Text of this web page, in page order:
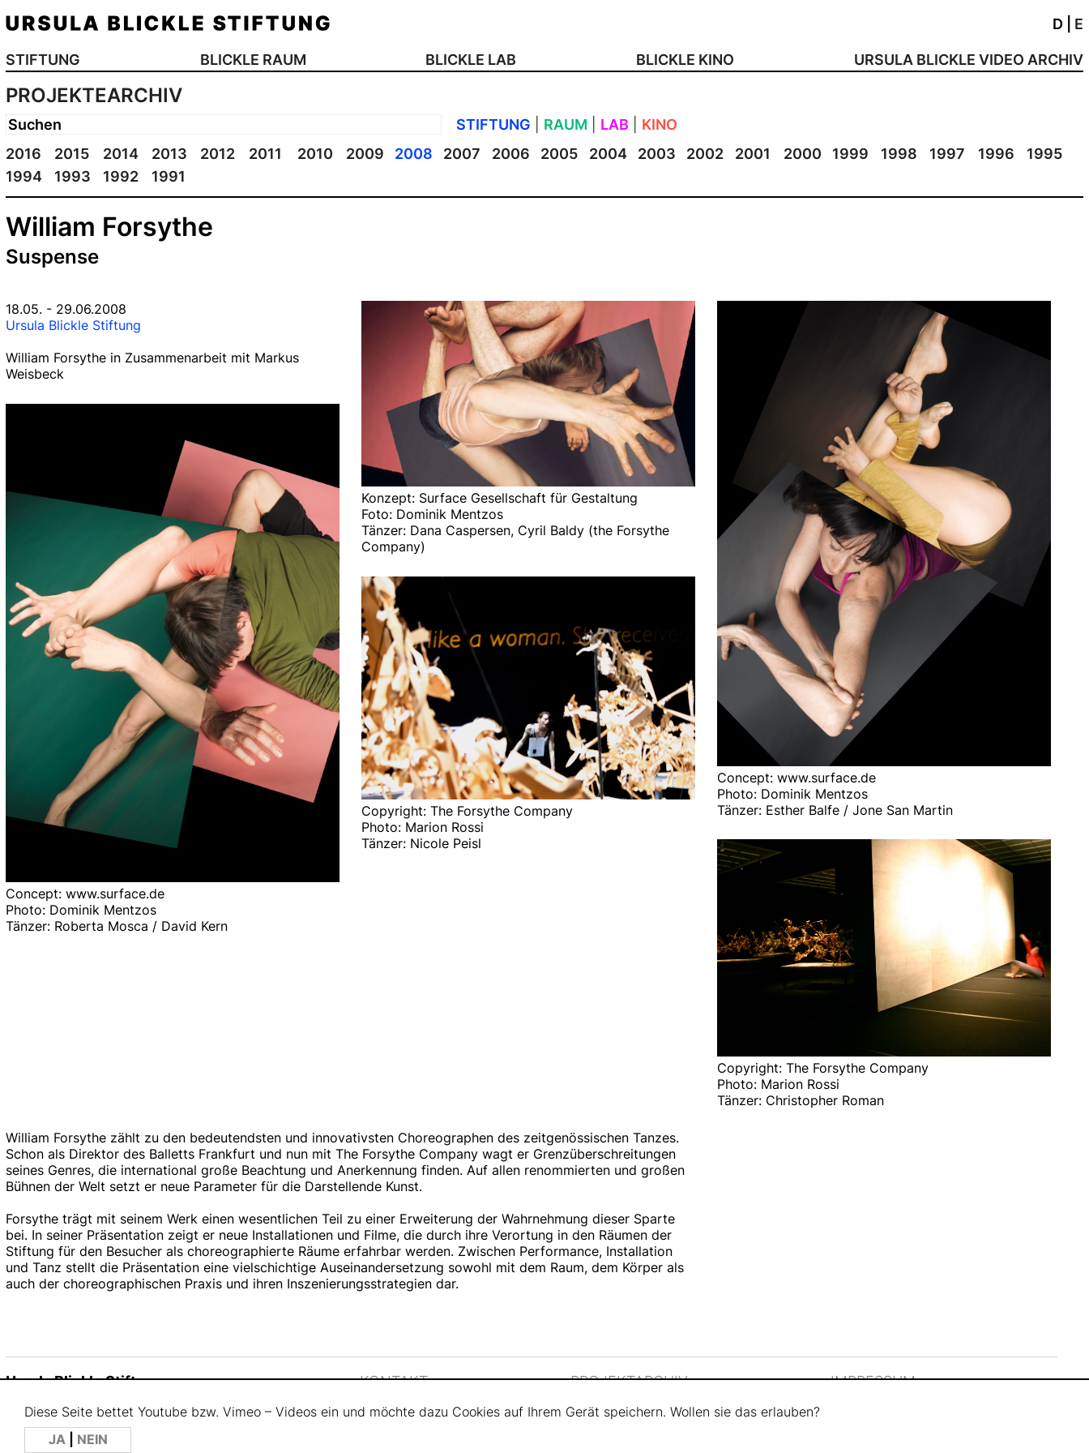
Diese Seite bettet Youtube bzw. Vimeo – Videos ein und möchte dazu Cookies auf Ihrem Gerät speichern. Wollen sie das erlauben?
JA
NEIN
D E
STIFTUNG BLICKLE RAUM BLICKLE LAB BLICKLE KINO URSULA BLICKLE VIDEO ARCHIV
PROJEKTEARCHIV
STIFTUNG RAUM LAB
KINO
2016
2015 2014 2013 2012 2011 2010 2009 2008 2007 2006 2005 2004 2003 2002 2001 2000 1999 1998 1997 1996
1995
1994
1993 1992 1991
William Forsythe
Suspense
18.05. - 29.06.2008
Ursula Blickle Stiftung
William Forsythe in Zusammenarbeit mit Markus
Weisbeck
Konzept: Surface Gesellschaft für Gestaltung
Foto: Dominik Mentzos
Tänzer: Dana Caspersen, Cyril Baldy (the Forsythe
Company)
Concept: www.surface.de
Photo: Dominik Mentzos
Tänzer: Esther Balfe / Jone San Martin
Concept: www.surface.de
Photo: Dominik Mentzos
Tänzer: Roberta Mosca / David Kern
Copyright: The Forsythe Company
Photo: Marion Rossi
Tänzer: Nicole Peisl
Copyright: The Forsythe Company
Photo: Marion Rossi
Tänzer: Christopher Roman
William Forsythe zählt zu den bedeutendsten und innovativsten Choreographen des zeitgenössischen Tanzes.
Schon als Direktor des Balletts Frankfurt und nun mit The Forsythe Company wagt er Grenzüberschreitungen
seines Genres, die international große Beachtung und Anerkennung finden. Auf allen renommierten und großen
Bühnen der Welt setzt er neue Parameter für die Darstellende Kunst.
Forsythe trägt mit seinem Werk einen wesentlichen Teil zu einer Erweiterung der Wahrnehmung dieser Sparte
bei. In seiner Präsentation zeigt er neue Installationen und Filme, die durch ihre Verortung in den Räumen der
Stiftung für den Besucher als choreographierte Räume erfahrbar werden. Zwischen Performance, Installation
und Tanz stellt die Präsentation eine vielschichtige Auseinandersetzung sowohl mit dem Raum, dem Körper als
auch der choreographischen Praxis und ihren Inszenierungsstrategien dar.
Ursula Blickle Stiftung
Mühlweg 18
76703 Kraichtal-Unteröwisheim
KONTAKT PROJEKTARCHIV IMPRESSUM